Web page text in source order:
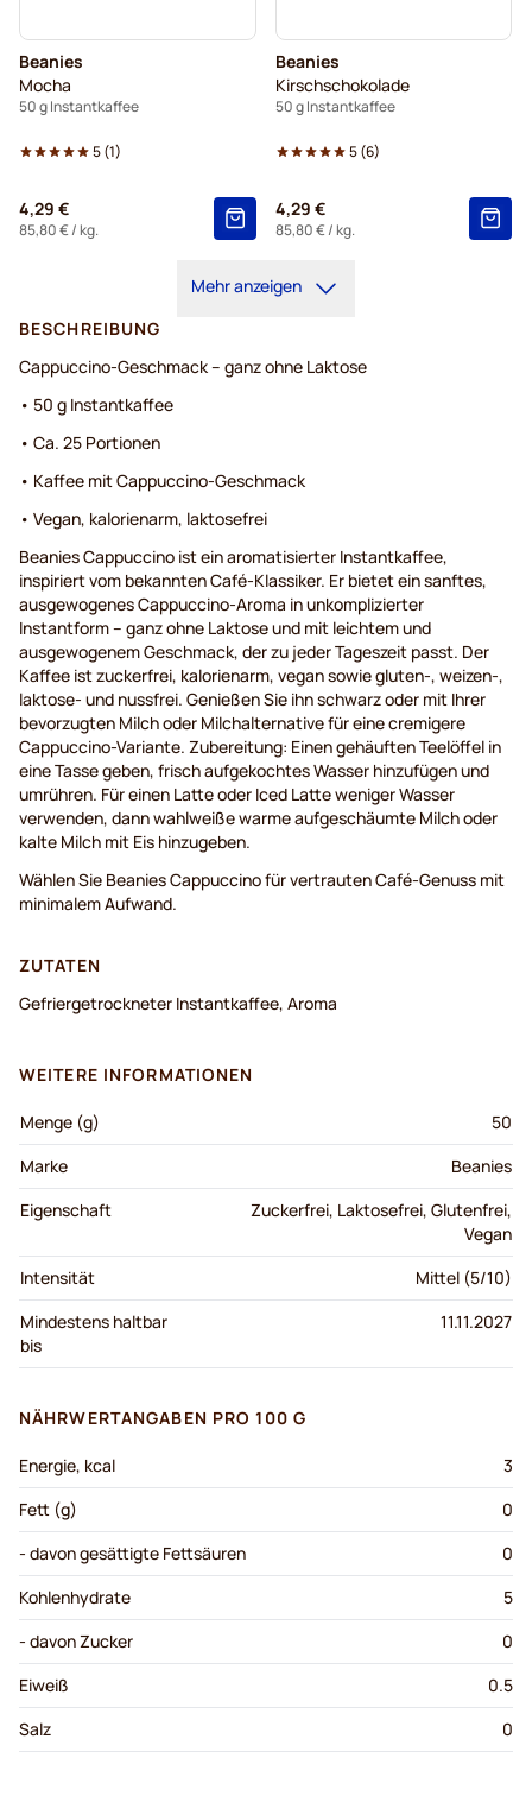
Beanies
Mocha
50 g Instantkaffee
5(1)
4,29 €
85,80 €/ kg.
Beanies
Kirschschokolade
50 g Instantkaffee
5(6)
4,29 €
85,80 €/ kg.
Mehr anzeigen
BESCHREIBUNG
Cappuccino-Geschmack – ganz ohne Laktose
• 50 g Instantkaffee
• Ca. 25 Portionen
• Kaffee mit Cappuccino-Geschmack
• Vegan, kalorienarm, laktosefrei
Beanies Cappuccino ist ein aromatisierter Instantkaffee,
inspiriert vom bekannten Café-Klassiker. Er bietet ein sanftes,
ausgewogenes Cappuccino-Aroma in unkomplizierter
Instantform – ganz ohne Laktose und mit leichtem und
ausgewogenem Geschmack, der zu jeder Tageszeit passt. Der
Kaffee ist zuckerfrei, kalorienarm, vegan sowie gluten-, weizen-,
laktose- und nussfrei. Genießen Sie ihn schwarz oder mit Ihrer
bevorzugten Milch oder Milchalternative für eine cremigere
Cappuccino-Variante. Zubereitung: Einen gehäuften Teelöffel in
eine Tasse geben, frisch aufgekochtes Wasser hinzufügen und
umrühren. Für einen Latte oder Iced Latte weniger Wasser
verwenden, dann wahlweiße warme aufgeschäumte Milch oder
kalte Milch mit Eis hinzugeben.
Wählen Sie Beanies Cappuccino für vertrauten Café-Genuss mit
minimalem Aufwand.
ZUTATEN
Gefriergetrockneter Instantkaffee, Aroma
WEITERE INFORMATIONEN
Menge (g)
50
Marke
Beanies
Eigenschaft
Zuckerfrei, Laktosefrei, Glutenfrei,
Vegan
Intensität
Mittel (5/10)
Mindestens haltbar
bis
11.11.2027
NÄHRWERTANGABEN PRO 100 G
Energie, kcal
3
Fett (g)
0
- davon gesättigte Fettsäuren
0
Kohlenhydrate
5
- davon Zucker
0
Eiweiß
0.5
Salz
0